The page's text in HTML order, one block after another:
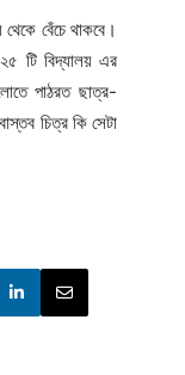
বেঁচে থাকবে।
টি বিদ্যালয় এর
পাঠরত ছাত্র-
চিত্র কি সেটা